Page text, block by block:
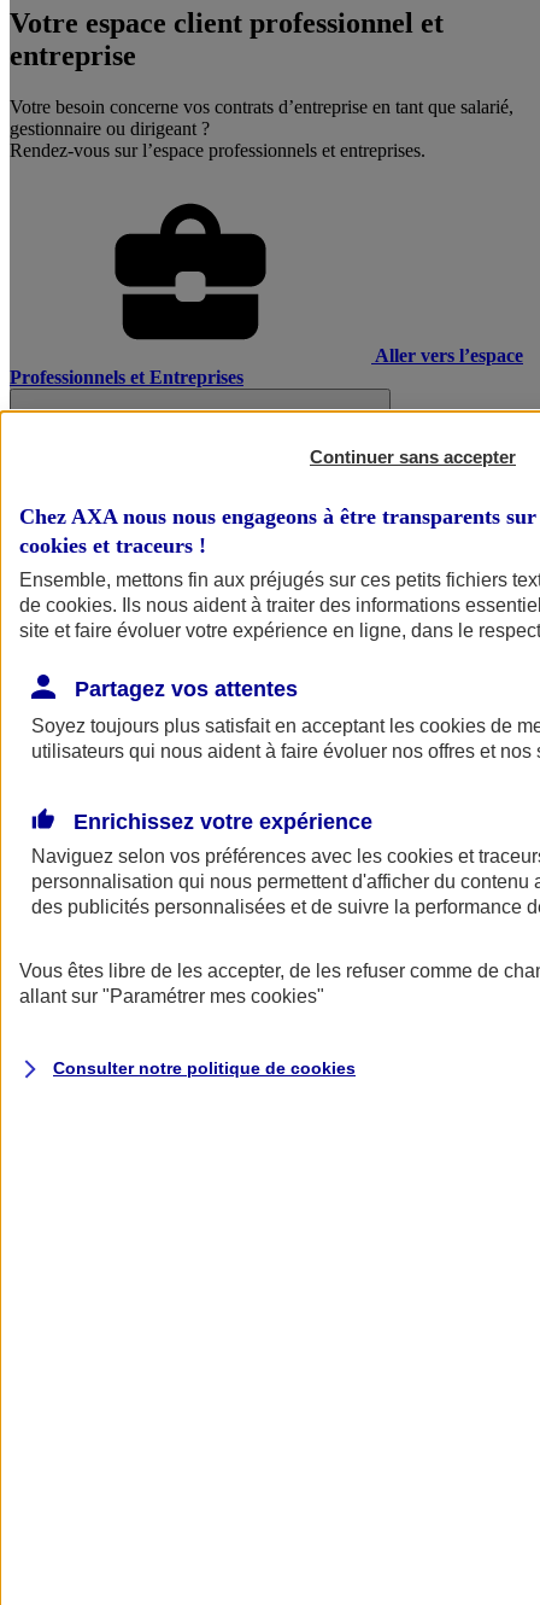
Votre espace client professionnel et
entreprise
Votre besoin concerne vos contrats d’entreprise en tant que salarié,
gestionnaire ou dirigeant ?
Rendez-vous sur l’espace professionnels et entreprises.
Aller vers l’espace
Professionnels et Entreprises
AXA Assurance
Continuer sans accepter
Chez AXA nous nous engageons à être transparents
cookies et traceurs !
Ensemble, mettons fin aux préjugés sur ces petits fichiers
de cookies. Ils nous aident à traiter des informations
site et faire évoluer votre expérience en ligne, dans le
Partagez vos attentes
Soyez toujours plus satisfait en acceptant les cookies de
utilisateurs qui nous aident à faire évoluer nos offres et nos
Enrichissez votre expérience
Naviguez selon vos préférences avec les cookies et
personnalisation qui nous permettent d'afficher du contenu
des publicités personnalisées et de suivre la performance
Vous êtes libre de les accepter, de les refuser comme de
allant sur "Paramétrer mes cookies"
Consulter notre politique de cookies